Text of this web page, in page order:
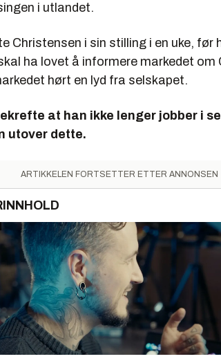
i utlandet.
Christensen i sin stilling i en uke, før
ha lovet å informere markedet om
hørt en lyd fra selskapet.
at han ikke lenger jobber i
utover dette.
ARTIKKELEN FORTSETTER ETTER ANNONSEN